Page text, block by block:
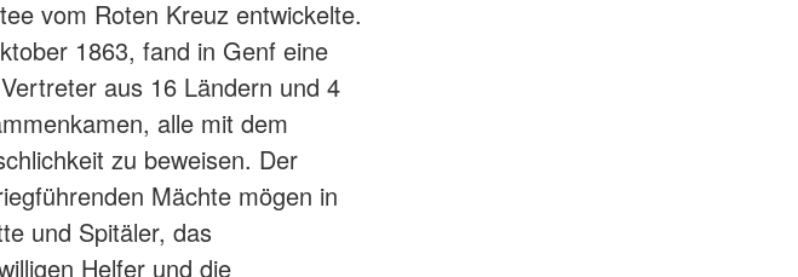
vom Roten Kreuz entwickelte.
1863, fand in Genf eine
aus 16 Ländern und 4
alle mit dem
zu beweisen. Der
Mächte mögen in
und Spitäler, das
Helfer und die